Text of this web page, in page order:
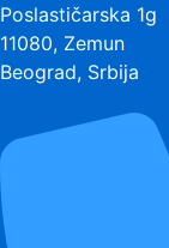
Poslastičarska 1g
11080, Zemun
Beograd, Srbija